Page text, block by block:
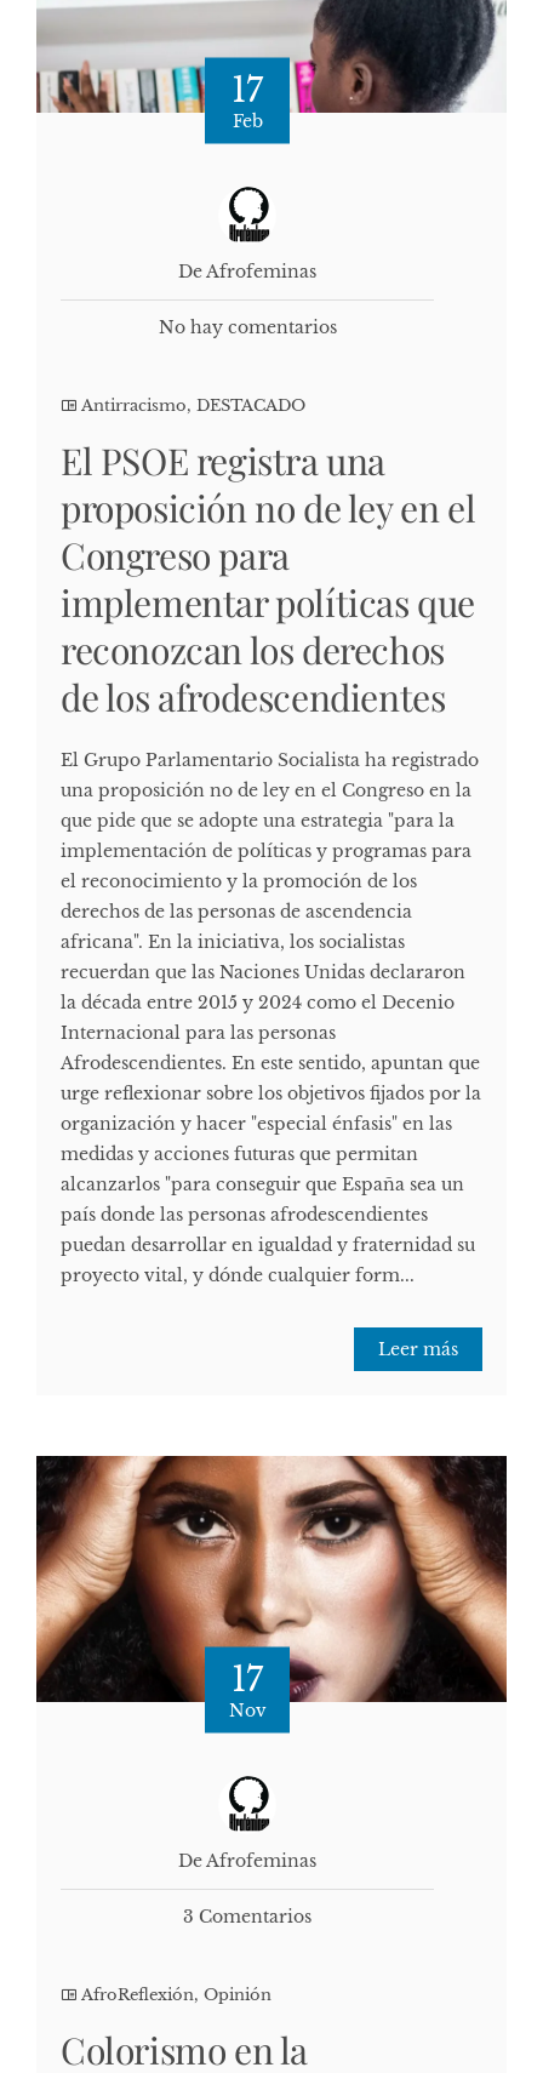
17
Feb
De Afrofeminas
No hay comentarios
Antirracismo, DESTACADO
El PSOE registra una
proposición no de ley en el
Congreso para
implementar políticas que
reconozcan los derechos
de los afrodescendientes
El Grupo Parlamentario Socialista ha registrado
una proposición no de ley en el Congreso en la
que pide que se adopte una estrategia "para la
implementación de políticas y programas para
el reconocimiento y la promoción de los
derechos de las personas de ascendencia
africana". En la iniciativa, los socialistas
recuerdan que las Naciones Unidas declararon
la década entre 2015 y 2024 como el Decenio
Internacional para las personas
Afrodescendientes. En este sentido, apuntan que
urge reflexionar sobre los objetivos fijados por la
organización y hacer "especial énfasis" en las
medidas y acciones futuras que permitan
alcanzarlos "para conseguir que España sea un
país donde las personas afrodescendientes
puedan desarrollar en igualdad y fraternidad su
proyecto vital, y dónde cualquier form...
Leer más
17
Nov
De Afrofeminas
3 Comentarios
AfroReflexión, Opinión
Colorismo en la